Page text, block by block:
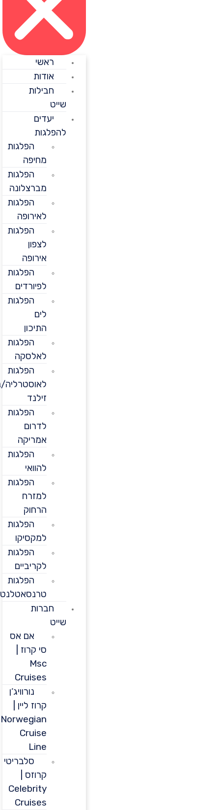
ראשי
אודות
חבילות
יעדים
להפלגות
הפלגות
מחיפה
הפלגות
מברצלונה
הפלגות
לאירופה
הפלגות
אירופה
הפלגות
לפיורדים
הפלגות
התיכון
הפלגות
לאלסקה
הפלגות
לאוסטרליה/ניו
הפלגות
לדרום
אמריקה
הפלגות
הפלגות
למזרח
הרחוק
הפלגות
למקסיקו
הפלגות
לקריביים
הפלגות
טרנסאטלנטיות
חברות
אם אס
סי קרוז |
Cruises
נורוויג’ן
קרוז ליין |
Norwegian
Cruise
סלבריטי
קרוזס |
Celebrity
Cruises